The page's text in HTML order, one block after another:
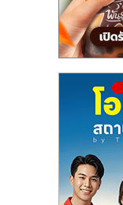
ไชส์
ขาย
แฟ